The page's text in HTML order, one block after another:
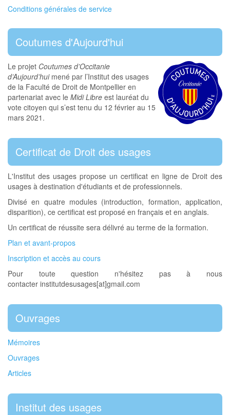
Conditions générales de service
Coutumes d'Aujourd'hui
Le projet Coutumes d’Occitanie
d’Aujourd’huimené par l’Institut des usages
de la Faculté de Droit de Montpellier en
partenariat avec le Midi Libre est lauréat du
vote citoyen qui s’est tenu du 12 février au 15
mars 2021.
Certificat de Droit des usages
L'Institut des usages propose un certificat en ligne de Droit des
usages à destination d'étudiants et de professionnels.
Divisé en quatre modules (introduction, formation, application,
disparition), ce certificat est proposé en français et en anglais.
Un certificat de réussite sera délivré au terme de la formation.
Plan et avant-propos
Inscription et accès au cours
Pour toute question n'hésitez pas à nous
contacter institutdesusages[at]gmail.com
Ouvrages
Mémoires
Ouvrages
Articles
Institut des usages